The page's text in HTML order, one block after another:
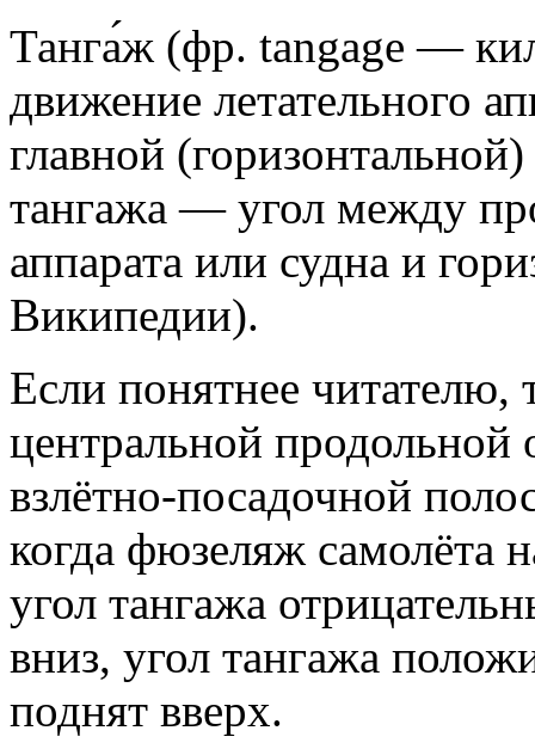
Танга́ж (фр. tangage —
движение летательного
главной
тангажа — угол между
аппарата или судна и
Википедии).
Если понятнее читателю,
центральной
взлётно-посадочной
когда фюзеляж самолёта
угол тангажа
вниз, угол тангажа
поднят вверх.